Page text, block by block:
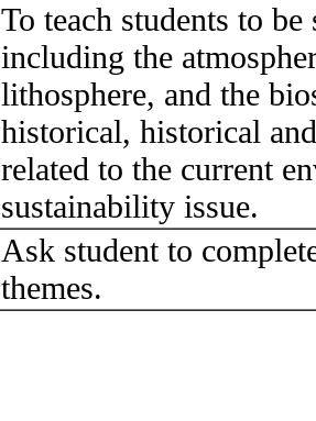
To teach students to
including the
lithosphere, and the
historical, historical
related to the current
sustainability issue.
Ask student to
themes.